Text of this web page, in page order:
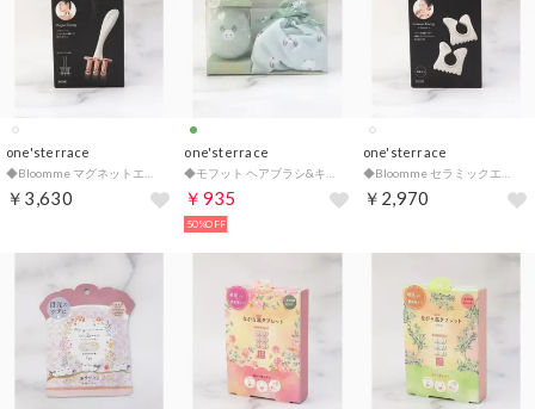
one'sterrace
￥3,630
one'sterrace
￥935
50%OFF
one'sterrace
￥2,970